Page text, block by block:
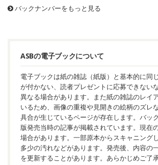
バックナンバーをもっと見る
ASBの電子ブックについて
電子ブックは紙の雑誌（紙版）と基本的に同
が付かない、読者プレゼントに応募できない
異なる場合があります。また紙の雑誌のレイ
いるため、画像の重複や見開きの絵柄のズレ
具合が生じているページが存在します。バッ
版発売当時の記事が掲載されています。現在
場合があります。一部原本からスキャニング
多少の汚れなどがあります。発売後、内容の
を更新することがあります。あらかじめご了